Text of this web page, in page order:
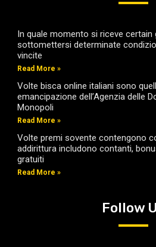
In quale momento si riceve
sottomettersi determinate
vincite
Read More »
Volte bisca online italiani sono
emancipazione dell’Agenzia delle
Monopoli
Read More »
Volte premi sovente contengono
addirittura includono contanti,
gratuiti
Read More »
Follow